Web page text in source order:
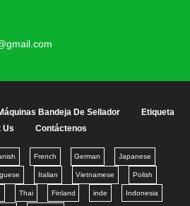
Bandeja De Sellador
Etiqueta
Us
Contáctenos
French German Japanese
Italian Vietnamese Polish
Thai Finland inde Indonesia